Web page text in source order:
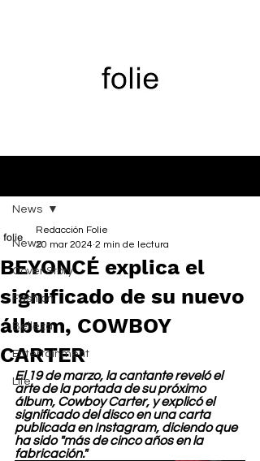
News
Cover Story
Fashion
Belleza
Entertainment
Life
News
BEYONCÉ explica el
significado de su nuevo
álbum, COWBOY
CARTER
Redacción Folie
20 mar 2024 2 min de lectura
El 19 de marzo, la cantante reveló el
arte de la portada de su próximo
álbum, Cowboy Carter, y explicó el
significado del disco en una carta
publicada en Instagram, diciendo que
ha sido "más de cinco años en la
fabricación."